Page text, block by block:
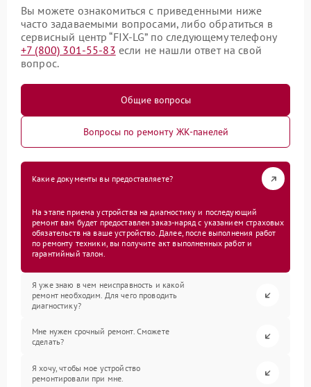
Вы можете ознакомиться с приведенными ниже
часто задаваемыми вопросами, либо обратиться в
сервисный центр “FIX-LG” по следующему телефону
+7 (800) 301-55-83 если не нашли ответ на свой
вопрос.
Общие вопросы
Вопросы по ремонту ЖК-панелей
Какие документы вы предоставляете?
На этапе приема устройства на диагностику и последующий
ремонт вам будет предоставлен заказ-наряд с указанием страховых
обязательств на ваше устройство. Далее, после выполнения работ
по ремонту техники, вы получите акт выполненных работ и
гарантийный талон.
Я уже знаю в чем неисправность и какой
ремонт необходим. Для чего проводить
диагностику?
Мне нужен срочный ремонт. Сможете
сделать?
Я хочу, чтобы мое устройство
ремонтировали при мне.